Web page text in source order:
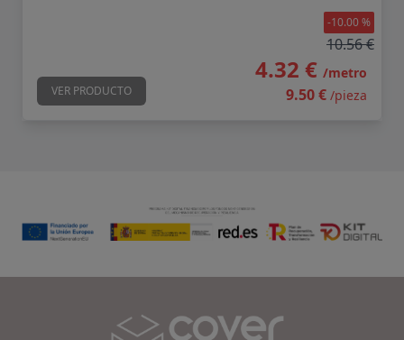
VER PRODUCTO
-10.00 %
10.56 €
4.32 € /metro
9.50 € /pieza